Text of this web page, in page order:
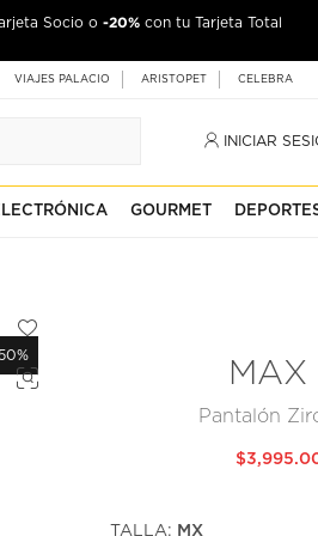
Socio o -20% con tu Tarjeta Total
VIAJES PALACIO ARISTOPET CELEBRA
INICIAR
GOURMET
MAX
Pantalón
TALLA: MX